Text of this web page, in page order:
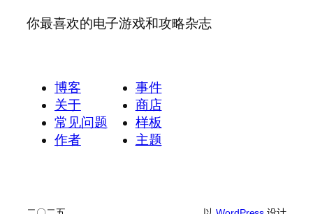
你最喜欢的电子游戏和攻略杂志
博客
关于
常见问题
作者
事件
商店
样板
主题